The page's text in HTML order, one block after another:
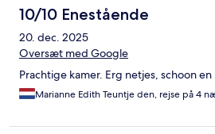
10/10 Enestående
20. dec. 2025
Oversæt med Google
Prachtige kamer. Erg netjes, schoon
Marianne Edith Teuntje den, rejse på 4